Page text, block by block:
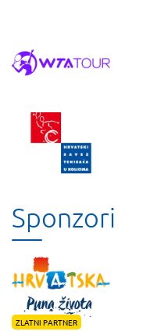
Sponzori
ZLATNI PARTNER